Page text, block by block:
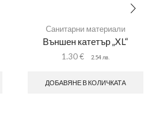
Санитарни материали
Външен катетър „XL“
1.30€ 2.54 лв.
ДОБАВЯНЕ В КОЛИЧКАТА